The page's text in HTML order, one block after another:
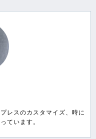
レスのカスタマイズ、時に
ています。